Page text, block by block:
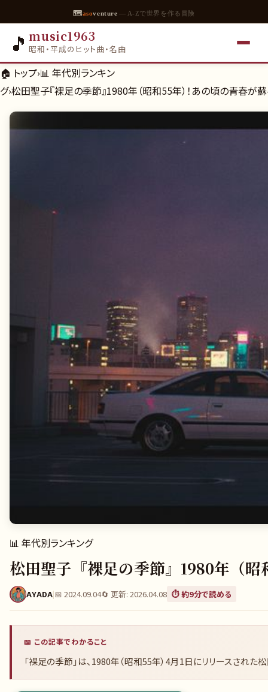
🗺asoventure — A-Zで世界を作る冒険
🎵 music1963
昭和・平成のヒット曲・名曲
🏠 トップ›📊 年代別ランキン
グ›松田聖子『裸足の季節』1980年（昭和55年）！あの頃の青春が
📊 年代別ランキング
松田聖子『裸足の季節』1980年（
AYADA|📅 2024.09.04🔄 更新: 2026.04.08 ⏱️ 約9分で読める
📖 この記事でわかること
「裸足の季節」は、1980年（昭和55年）4月1日にリリースされ